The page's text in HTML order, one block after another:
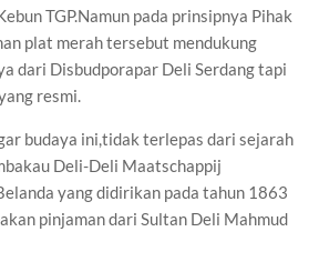
TGP.Namun pada prinsipnya Pihak
plat merah tersebut mendukung
dari Disbudporapar Deli Serdang tapi
resmi.
budaya ini,tidak terlepas dari sejarah
Deli-Deli Maatschappij
yang didirikan pada tahun 1863
pinjaman dari Sultan Deli Mahmud